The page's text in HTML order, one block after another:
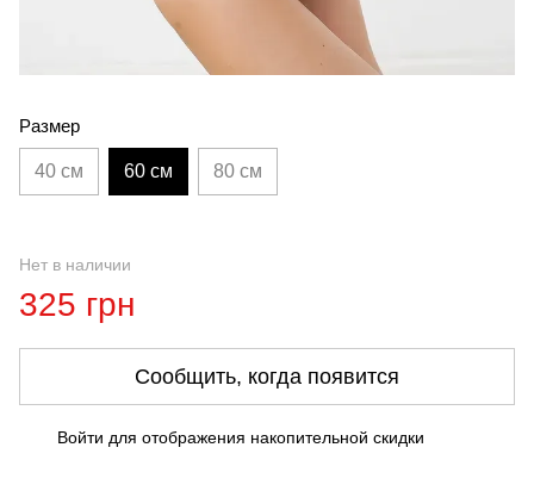
Размер
40 см 60 см 80 см
Нет в наличии
325 грн
Сообщить, когда появится
Войти для отображения накопительной скидки